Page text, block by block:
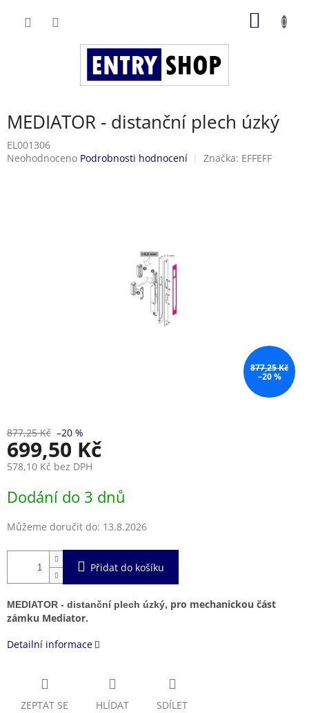
MEDIATOR - distanční plech úzký
EL001306
Průměrné
Neohodnoceno Podrobnosti hodnocení Značka: EFFEFF
877,25 Kč
–20 %
877,25 Kč –20 %
699,50 Kč
578,10 Kč bez DPH
cena:
Dodání do 3 dnů
Můžeme doručit do: 13.8.2026
Přidat do košíku
MEDIATOR - distanční plech úzký, pro mechanickou část
zámku Mediator.
Detailní informace
ZEPTAT SE HLÍDAT SDÍLET